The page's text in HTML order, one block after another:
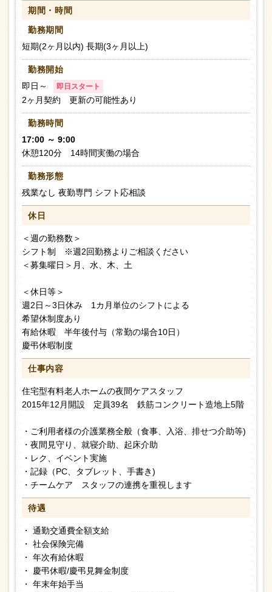
期間・時間
勤務期間
短期(2ヶ月以内) 長期(3ヶ月以上)
勤務開始
即日～
即日スタート
2ヶ月契約 更新の可能性あり
勤務時間
17:00 ～ 9:00
休憩120分 14時間実働の場合
勤務形態
残業なし 夜勤専門 シフト応相談
休日
＜週の勤務数＞
シフト制 ※週2回勤務よりご相談ください
＜募集曜日＞月、水、木、土
＜休日等＞
週2日～3日休み 1カ月単位のシフトによる
希望休制度あり
有給休暇 半年後付与（常勤の場合10日）
慶弔休暇制度
仕事内容
住宅型有料老人ホームの夜間ケアスタッフ
2015年12月開設 定員39名 鉄筋コンクリート造地上5階
・ご利用者様の介護業務全般（食事、入浴、排せつ介助等)
・夜間見守り、就寝介助、起床介助
・レク、イベント実施
・記録（PC、タブレット、手書き)
・チームケア スタッフの連携を重視します
待遇
・ 通勤交通費全額支給
・ 社会保険完備
・ 年次有給休暇
・ 慶弔休暇/慶弔見舞金制度
・ 年末年始手当